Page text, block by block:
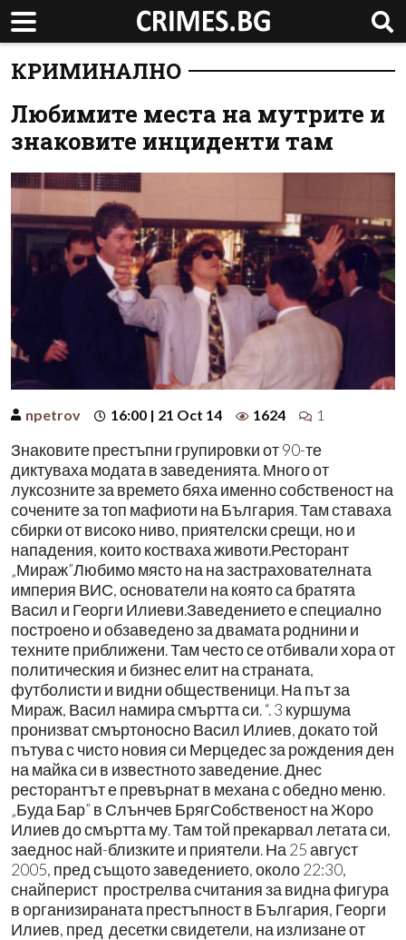
КРИМИНАЛНО
Любимите места на мутрите и
знаковите инциденти там
npetrov 16:00 | 21 Oct 14 1624 1
Знаковите престъпни групировки от 90-те
диктуваха модата в заведенията. Много от
луксозните за времето бяха именно собственост на
сочените за топ мафиоти на България. Там ставаха
сбирки от високо ниво, приятелски срещи, но и
нападения, които костваха животи.Ресторант
„Мираж”Любимо място на на застрахователната
империя ВИС, основатели на която са братята
Васил и Георги Илиеви.Заведението е специално
построено и обзаведено за двамата роднини и
техните приближени. Там често се отбивали хора от
политическия и бизнес елит на страната,
футболисти и видни общественици. На път за
Мираж, Васил намира смъртта си. “. 3 куршума
пронизват смъртоносно Васил Илиев, докато той
пътува с чисто новия си Мерцедес за рождения ден
на майка си в известното заведение. Днес
ресторантът е превърнат в механа с обедно меню.
„Буда Бар” в Слънчев БрягСобственост на Жоро
Илиев до смъртта му. Там той прекарвал летата си,
заеднос най-близките и приятели. На 25 август
2005, пред същото заведението, около 22:30,
снайперист прострелва считания за видна фигура
в организираната престъпност в България, Георги
Илиев, пред десетки свидетели, на излизане от